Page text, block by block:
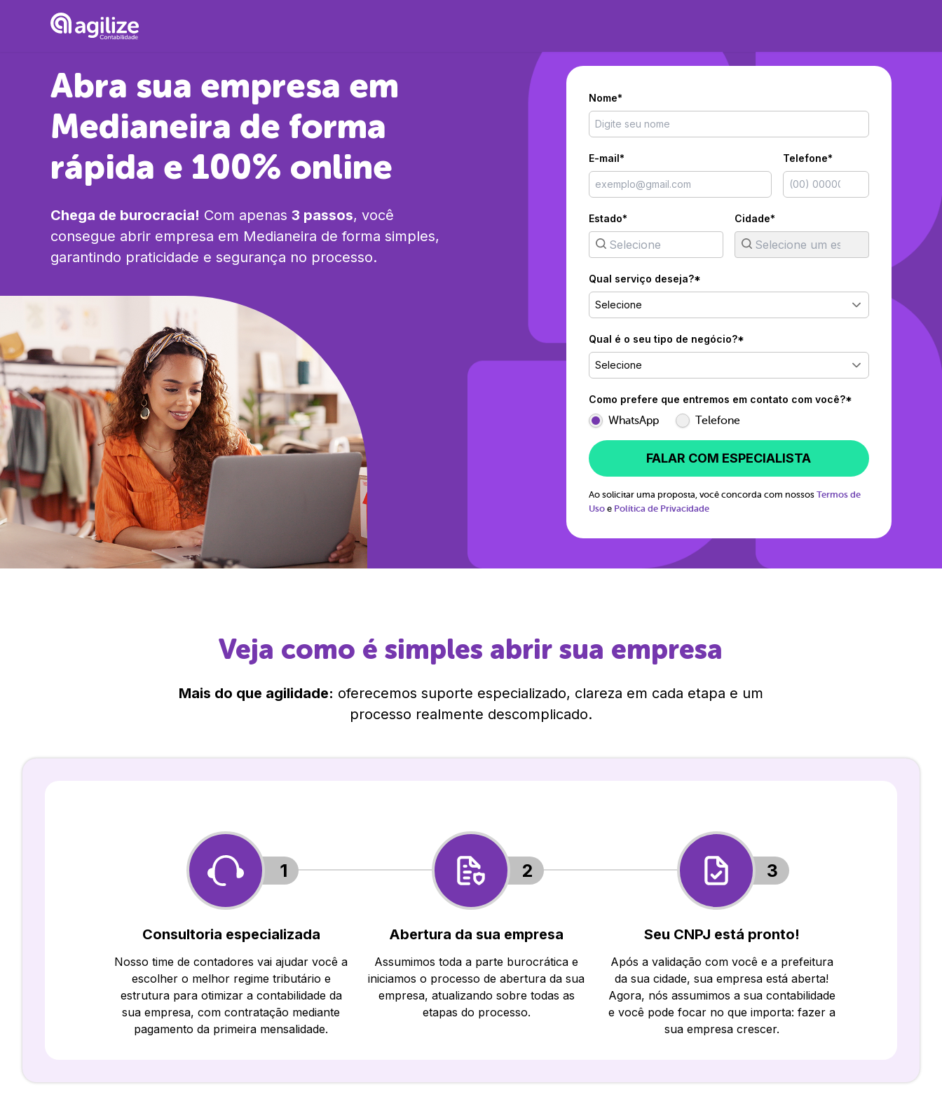
Abra sua empresa em
Medianeira de forma
rápida e 100% online
Chega de burocracia! Com apenas 3 passos, você
consegue abrir empresa em Medianeira de forma simples,
garantindo praticidade e segurança no processo.
Nome*
E-mail* Telefone*
Estado* Cidade*
Qual serviço deseja?*
Selecione
Qual é o seu tipo de negócio?*
Selecione
Como prefere que entremos em contato com você?*
WhatsApp Telefone
FALAR COM ESPECIALISTA
Ao solicitar uma proposta, você concorda com nossos Termos de
Uso e Política de Privacidade
Veja como é simples abrir sua empresa
Mais do que agilidade: oferecemos suporte especializado, clareza em cada etapa e um
processo realmente descomplicado.
1
Consultoria especializada
Nosso time de contadores vai ajudar você a
escolher o melhor regime tributário e
estrutura para otimizar a contabilidade da
sua empresa, com contratação mediante
pagamento da primeira mensalidade.
2
Abertura da sua empresa
Assumimos toda a parte burocrática e
iniciamos o processo de abertura da sua
empresa, atualizando sobre todas as
etapas do processo.
3
Seu CNPJ está pronto!
Após a validação com você e a prefeitura
da sua cidade, sua empresa está aberta!
Agora, nós assumimos a sua contabilidade
e você pode focar no que importa: fazer a
sua empresa crescer.